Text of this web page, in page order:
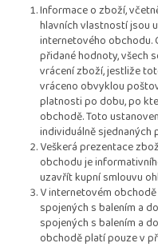
Informace o zboží,
hlavních vlastností jsou
internetového obchodu.
přidané hodnoty, všech
vrácení zboží, jestliže
vráceno obvyklou
platnosti po dobu, po
obchodě. Toto
individuálně sjednaných
Veškerá prezentace
obchodu je
uzavřít kupní smlouvu
V internetovém
spojených s balením a
spojených s balením a
obchodě platí pouze v